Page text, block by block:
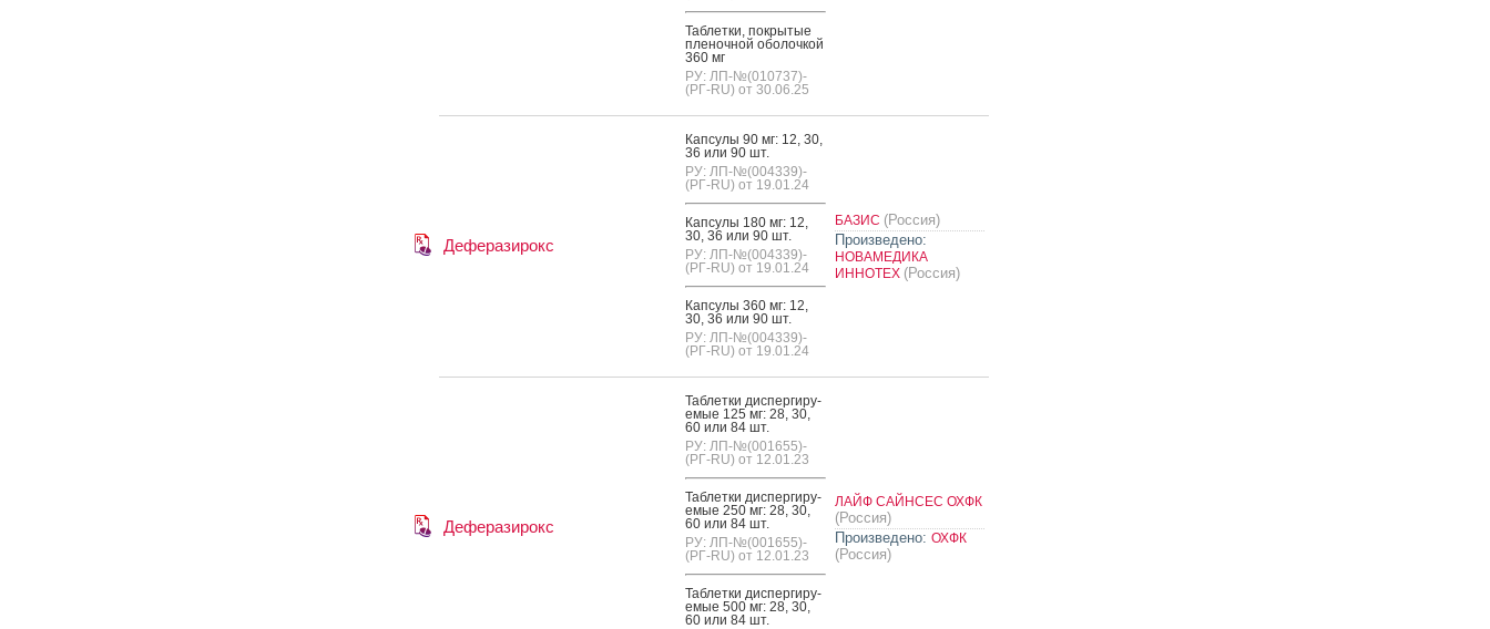
Таб­летки, пок­ры­тые
пле­ноч­ной обо­лоч­кой
360 мг
РУ: ЛП-№(010737)-
(РГ-RU) от 30.06.25
Деферазирокс
Кап­су­лы 90 мг: 12, 30,
36 или 90 шт.
РУ: ЛП-№(004339)-
(РГ-RU) от 19.01.24
Кап­су­лы 180 мг: 12,
30, 36 или 90 шт.
РУ: ЛП-№(004339)-
(РГ-RU) от 19.01.24
Кап­су­лы 360 мг: 12,
30, 36 или 90 шт.
РУ: ЛП-№(004339)-
(РГ-RU) от 19.01.24
БАЗИС (Россия)
Произведено:
НОВАМЕДИКА
ИННОТЕХ (Россия)
Деферазирокс
Таб­летки дис­перги­ру­
емые 125 мг: 28, 30,
60 или 84 шт.
РУ: ЛП-№(001655)-
(РГ-RU) от 12.01.23
Таб­летки дис­перги­ру­
емые 250 мг: 28, 30,
60 или 84 шт.
РУ: ЛП-№(001655)-
(РГ-RU) от 12.01.23
Таб­летки дис­перги­ру­
емые 500 мг: 28, 30,
60 или 84 шт.
ЛАЙФ САЙНСЕС ОХФК
(Россия)
Произведено: ОХФК
(Россия)